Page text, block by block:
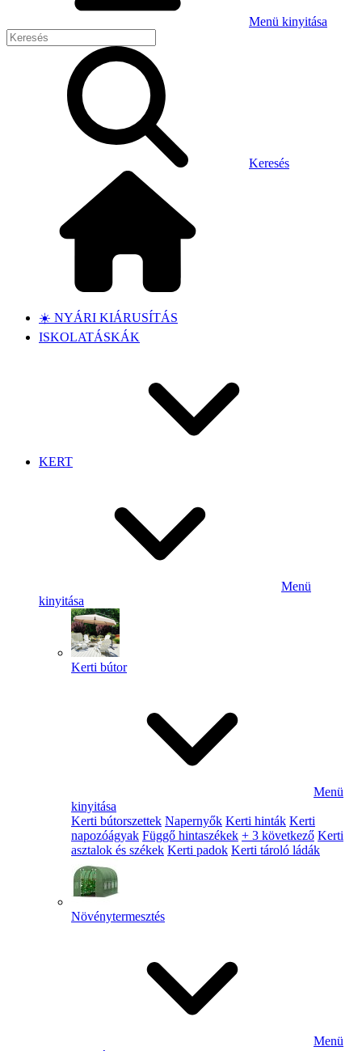
Menü kinyitása
Keresés
☀️ NYÁRI KIÁRUSÍTÁS
ISKOLATÁSKÁK
KERT
Menü
kinyitása
Kerti bútor
Menü
kinyitása
Kerti bútorszettek Napernyők Kerti hinták Kerti
napozóágyak Függő hintaszékek + 3 következő Kerti
asztalok és székek Kerti padok Kerti tároló ládák
Növénytermesztés
Menü